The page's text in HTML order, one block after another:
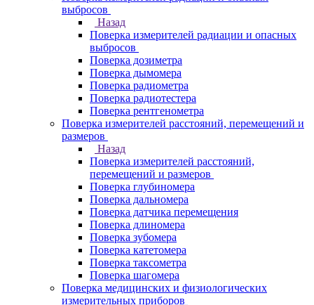
выбросов
Назад
Поверка измерителей радиации и опасных
выбросов
Поверка дозиметра
Поверка дымомера
Поверка радиометра
Поверка радиотестера
Поверка рентгенометра
Поверка измерителей расстояний, перемещений и
размеров
Назад
Поверка измерителей расстояний,
перемещений и размеров
Поверка глубиномера
Поверка дальномера
Поверка датчика перемещения
Поверка длиномера
Поверка зубомера
Поверка катетомера
Поверка таксометра
Поверка шагомера
Поверка медицинских и физиологических
измерительных приборов